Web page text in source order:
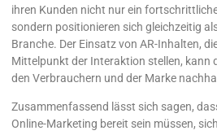
ihren Kunden nicht nur ein
sondern positionieren sich gleichzeitig
Branche. Der Einsatz von AR-Inhalten,
Mittelpunkt der Interaktion stellen, kann
den Verbrauchern und der Marke
Zusammenfassend lässt sich sagen,
Online-Marketing bereit sein müssen,